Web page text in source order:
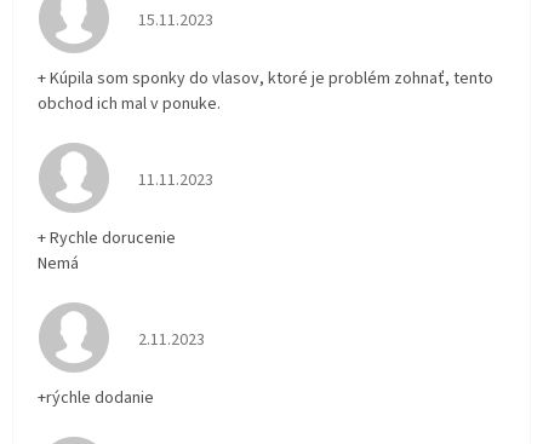
Hodnotenie obchodu je 5 z 5 hviezdičiek.
15.11.2023
+ Kúpila som sponky do vlasov, ktoré je problém zohnať, tento
obchod ich mal v ponuke.
Hodnotenie obchodu je 5 z 5 hviezdičiek.
11.11.2023
+ Rychle dorucenie
Nemá
Hodnotenie obchodu je 5 z 5 hviezdičiek.
2.11.2023
+rýchle dodanie